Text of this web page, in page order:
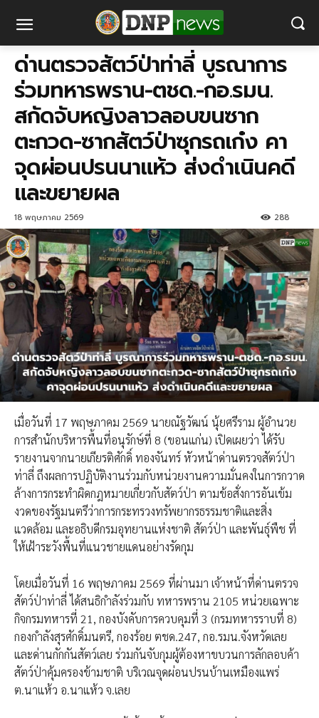
ด่านตรวจสัตว์ป่าท่าลี่ บูรณาการ
ร่วมทหารพราน-ตชด.-กอ.รมน.
สกัดจับหญิงลาวลอบขนซาก
ตะกวด-ซากสัตว์ป่าซุกรถเก๋ง คา
จุดผ่อนปรนนาแห้ว ส่งดำเนินคดี
และขยายผล
18 พฤษภาคม 2569 288
เมื่อวันที่ 17 พฤษภาคม 2569 นายณัฐวัฒน์ นุ้ยศรีราม ผู้อำนวย
การสำนักบริหารพื้นที่อนุรักษ์ที่ 8 (ขอนแก่น) เปิดเผยว่า ได้รับ
รายงานจากนายเกียรติศักดิ์ ทองจันทร์ หัวหน้าด่านตรวจสัตว์ป่า
ท่าลี่ ถึงผลการปฏิบัติงานร่วมกับหน่วยงานความมั่นคงในการกวาด
ล้างการกระทำผิดกฎหมายเกี่ยวกับสัตว์ป่า ตามข้อสั่งการอันเข้ม
งวดของรัฐมนตรีว่าการกระทรวงทรัพยากรธรรมชาติและสิ่ง
แวดล้อม และอธิบดีกรมอุทยานแห่งชาติ สัตว์ป่า และพันธุ์พืช ที่
ให้เฝ้าระวังพื้นที่แนวชายแดนอย่างรัดกุม
โดยเมื่อวันที่ 16 พฤษภาคม 2569 ที่ผ่านมา เจ้าหน้าที่ด่านตรวจ
สัตว์ป่าท่าลี่ ได้สนธิกำลังร่วมกับ ทหารพราน 2105 หน่วยเฉพาะ
กิจกรมทหารที่ 21, กองบังคับการควบคุมที่ 3 (กรมทหารราบที่ 8)
กองกำลังสุรศักดิ์มนตรี, กองร้อย ตชด.247, กอ.รมน.จังหวัดเลย
และด่านกักกันสัตว์เลย ร่วมกันจับกุมผู้ต้องหาขบวนการลักลอบค้า
สัตว์ป่าคุ้มครองข้ามชาติ บริเวณจุดผ่อนปรนบ้านเหมืองแพร่
ต.นาแห้ว อ.นาแห้ว จ.เลย